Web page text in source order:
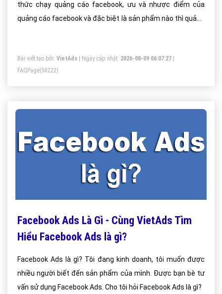
thức chạy quảng cáo facebook, ưu và nhược điểm của
quảng cáo facebook và đặc biệt là sản phẩm nào thì quảng
Bài viết tạo bởi: VietAds | Ngày cập nhật: 2026-08-09 06:07:27
FAQPage(58222)
Facebook Ads Là Gì - Cùng VietAds Tìm
Hiểu Facebook Ads là gì?
Facebook Ads là gì? Tôi đang kinh doanh, tôi muốn được
nhiều người biết đến sản phẩm của mình. Được bạn bè tư
vấn sử dụng Facebook Ads. Cho tôi hỏi Facebook Ads là gì?